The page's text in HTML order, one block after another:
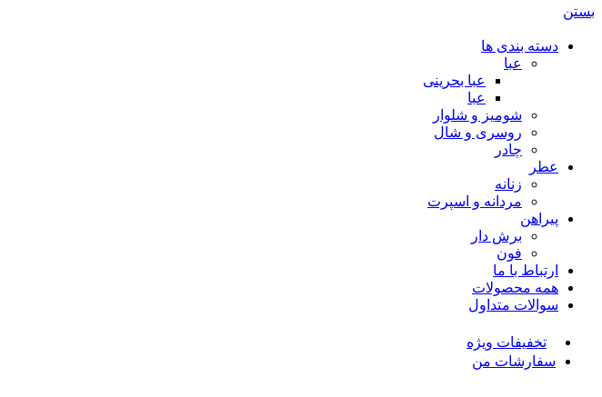
بستن
دسته بندی ها
عبا
عبا بحرینی
عبا
شومیز و شلوار
روسری و شال
چادر
عطر
زنانه
مردانه و اسپرت
پیراهن
برش دار
فون
ارتباط با ما
همه محصولات
سوالات متداول
تخفیفات ویژه
سفارشات من